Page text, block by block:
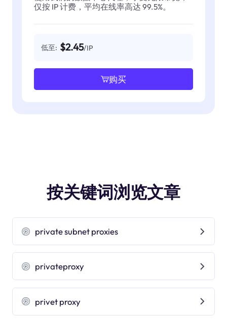
仅按 IP 计费，平均在线率高达 99.5%。
低至: $2.45/IP
购买
按关键词浏览文章
private subnet proxies
privateproxy
privet proxy